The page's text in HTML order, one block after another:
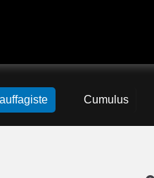
Cumulus